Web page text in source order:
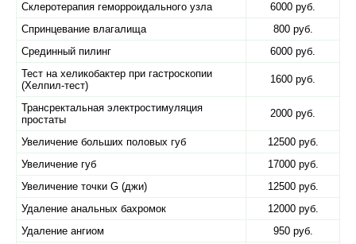
Склеротерапия геморроидального узла
6000 руб.
Спринцевание влагалища
800 руб.
Срединный пилинг
6000 руб.
Тест на хеликобактер при гастроскопии
(Хелпил-тест)
1600 руб.
Трансректальная электростимуляция
простаты
2000 руб.
Увеличение больших половых губ
12500 руб.
Увеличение губ
17000 руб.
Увеличение точки G (джи)
12500 руб.
Удаление анальных бахромок
12000 руб.
Удаление ангиом
950 руб.